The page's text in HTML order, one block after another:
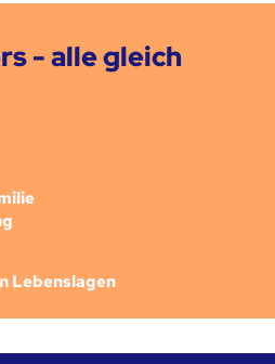
- alle gleich
Lebenslagen